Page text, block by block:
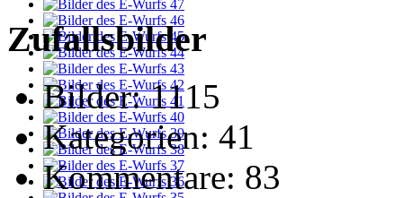
Zufallsbilder
Bilder: 1115
Kategorien: 41
Kommentare: 83